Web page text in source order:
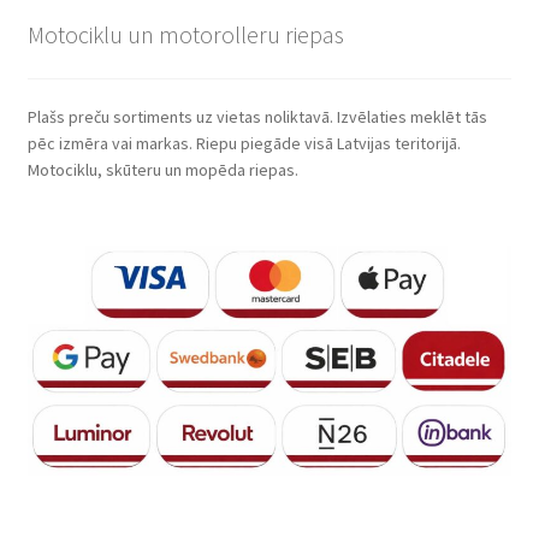
Motociklu un motorolleru riepas
Plašs preču sortiments uz vietas noliktavā. Izvēlaties meklēt tās
pēc izmēra vai markas. Riepu piegāde visā Latvijas teritorijā.
Motociklu, skūteru un mopēda riepas.